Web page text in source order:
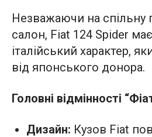
Незважаючи на спільну
салон, Fiat 124 Spider
італійський характер,
від японського донора.
Головні відмінності
Дизайн: Кузов Fiat